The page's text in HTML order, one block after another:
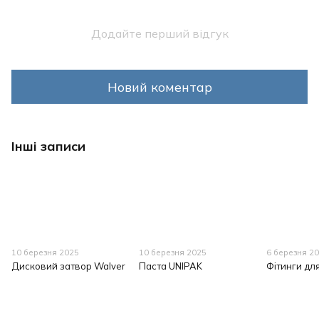
Додайте перший відгук
Новий коментар
Інші записи
10 березня 2025
Дисковий затвор Walver
10 березня 2025
Паста UNIPAK
6 березня
Фітинги